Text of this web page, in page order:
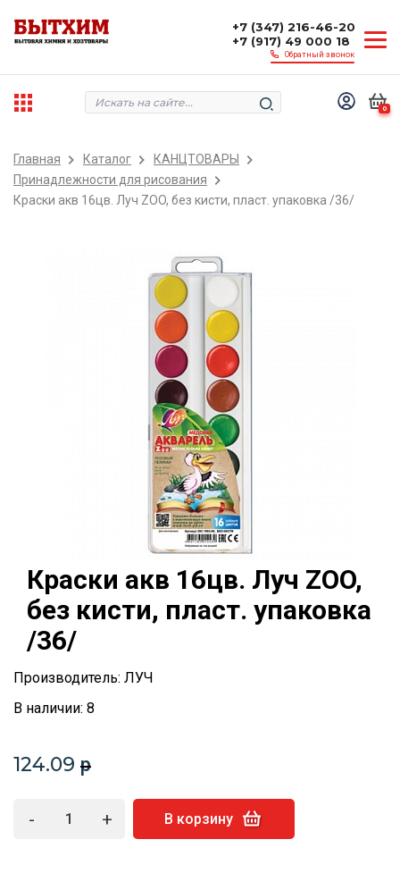
+7 (347) 216-46-20
+7 (917) 49 000 18
Обратный звонок
0
Главная Каталог
КАНЦТОВАРЫ
Принадлежности для рисования
Краски акв 16цв. Луч ZOO, без кисти, пласт. упаковка /36/
Краски акв 16цв. Луч ZOO,
без кисти, пласт. упаковка
/36/
Производитель: ЛУЧ
В наличии: 8
124.09 p
- + В корзину